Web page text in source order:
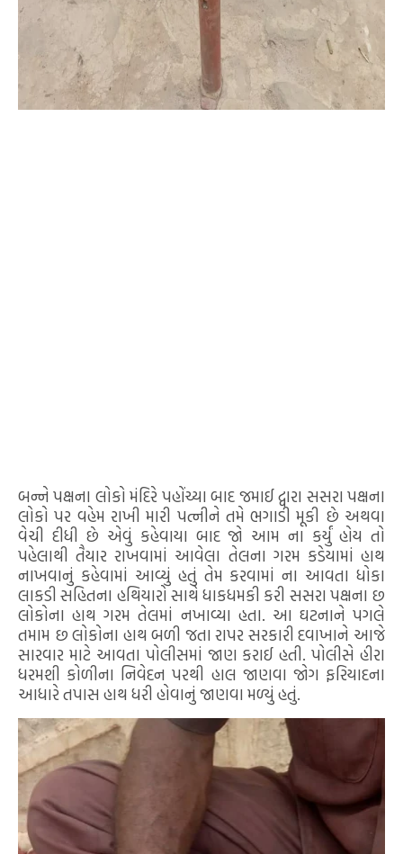
બન્ને પક્ષના લોકો મંદિરે પહોંચ્યા બાદ જમાઈ દ્વારા સસરા પક્ષના
લોકો પર વહેમ રાખી મારી પત્નીને તમે ભગાડી મૂકી છે અથવા
વેચી દીધી છે એવું કહેવાયા બાદ જો આમ ના કર્યું હોય તો
પહેલાથી તૈયાર રાખવામાં આવેલા તેલના ગરમ કડેયામાં હાથ
નાખવાનું કહેવામાં આવ્યું હતું તેમ કરવામાં ના આવતા ધોકા
લાકડી સહિતના હથિયારો સાથે ધાકધમકી કરી સસરા પક્ષના છ
લોકોના હાથ ગરમ તેલમાં નખાવ્યા હતા. આ ઘટનાને પગલે
તમામ છ લોકોના હાથ બળી જતા રાપર સરકારી દવાખાને આજે
સારવાર માટે આવતા પોલીસમાં જાણ કરાઈ હતી. પોલીસે હીરા
ધરમશી કોળીના નિવેદન પરથી હાલ જાણવા જોગ ફરિયાદના
આધારે તપાસ હાથ ધરી હોવાનું જાણવા મળ્યું હતું.